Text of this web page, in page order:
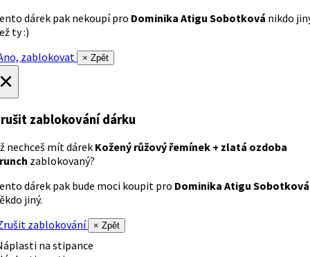
dárek pak nekoupí pro Dominika Atigu Sobotková nikdo
ty :)
zablokovat
× Zpět
zablokování dárku
nechceš mít dárek Kožený růžový řemínek + zlatá ozdoba
zablokovaný?
dárek pak bude moci koupit pro Dominika Atigu Sobotková
jiný.
zablokování
× Zpět